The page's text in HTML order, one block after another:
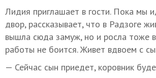
Лидия приглашает в гости. Пока мы
двор, рассказывает, что в Радзоге
вышла сюда замуж, но и росла тоже
работы не боится. Живет вдвоем с
— Сейчас сын приедет, коровник